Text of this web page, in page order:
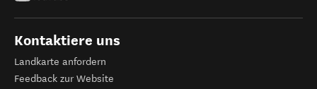
Kontaktiere uns
Landkarte anfordern
Feedback zur Website